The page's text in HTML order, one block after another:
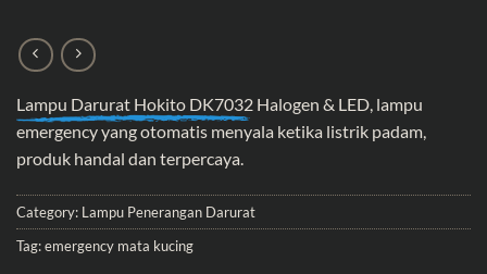
Lampu Darurat Hokito DK7032 Halogen & LED, lampu
emergency yang otomatis menyala ketika listrik padam,
produk handal dan terpercaya.
Category: Lampu Penerangan Darurat
Tag:emergency mata kucing